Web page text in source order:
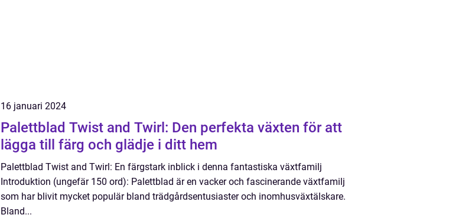
16 januari 2024
Palettblad Twist and Twirl: Den perfekta växten för att
lägga till färg och glädje i ditt hem
Palettblad Twist and Twirl: En färgstark inblick i denna fantastiska växtfamilj
Introduktion (ungefär 150 ord): Palettblad är en vacker och fascinerande växtfamilj
som har blivit mycket populär bland trädgårdsentusiaster och inomhusväxtälskare.
Bland...